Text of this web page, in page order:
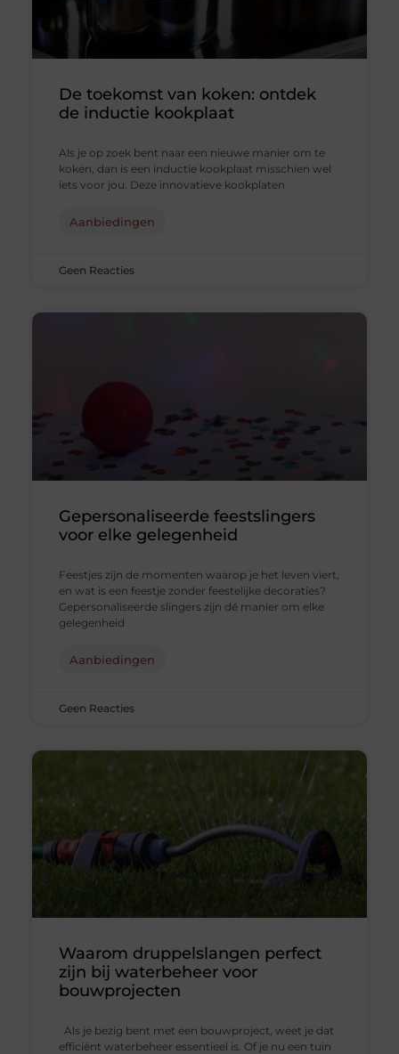
De toekomst van koken: ontdek
de inductie kookplaat
Als je op zoek bent naar een nieuwe manier om te
koken, dan is een inductie kookplaat misschien wel
iets voor jou. Deze innovatieve kookplaten
Aanbiedingen
Geen Reacties
Gepersonaliseerde feestslingers
voor elke gelegenheid
Feestjes zijn de momenten waarop je het leven viert,
en wat is een feestje zonder feestelijke decoraties?
Gepersonaliseerde slingers zijn dé manier om elke
gelegenheid
Aanbiedingen
Geen Reacties
Waarom druppelslangen perfect
zijn bij waterbeheer voor
bouwprojecten
Als je bezig bent met een bouwproject, weet je dat
efficiënt waterbeheer essentieel is. Of je nu een tuin